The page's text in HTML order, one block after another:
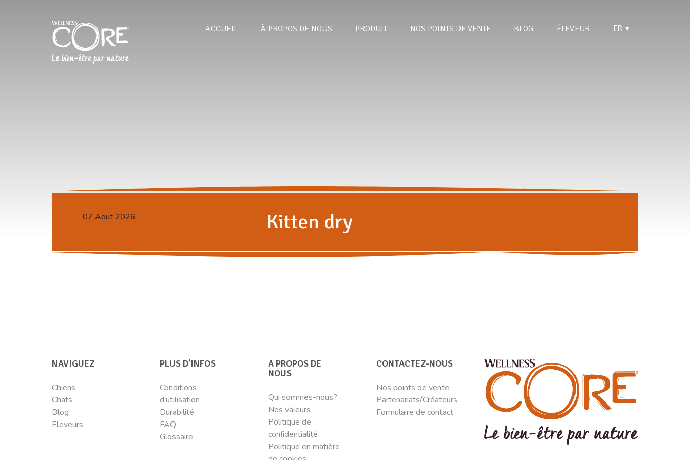
ACCUEIL À PROPOS DE NOUS PRODUIT NOS POINTS DE VENTE BLOG ÉLEVEUR FR ▼
07 Aout 2026 Kitten dry
NAVIGUEZ
Chiens
Chats
Blog
Eleveurs
PLUS D’INFOS
Conditions
d’utilisation
Durabilité
FAQ
Glossaire
A PROPOS DE
NOUS
Qui sommes-nous?
Nos valeurs
Politique de
confidentialité
Politique en matière
CONTACTEZ-NOUS
Nos points de vente
Partenariats/Créateurs
Formulaire de contact